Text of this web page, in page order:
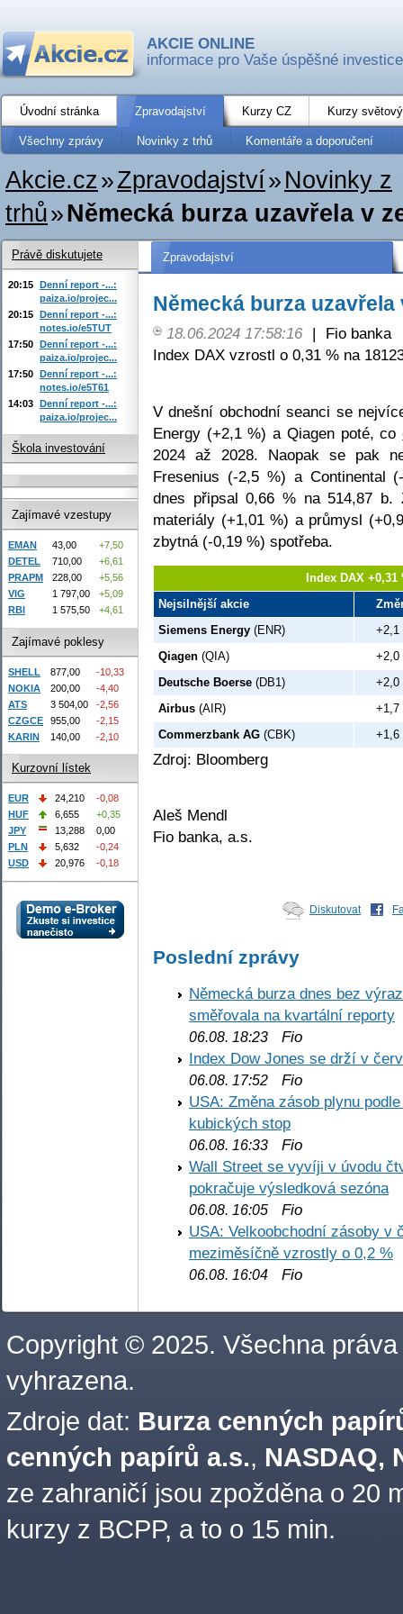
AKCIE ONLINE
informace pro Vaše úspěšné investice
Úvodní stránka Zpravodajství Kurzy CZ Kurzy
Všechny zprávy Novinky z trhů Komentáře a doporučení
Akcie.cz»Zpravodajství» Novinky z
trhů»Německá burza uzavřela v
Zpravodajství
Německá burza uzavřela
18.06.2024 17:58:16 |
Fio banka
Index DAX vzrostl o 0,31 % na
V dnešní obchodní seanci se
Energy (+2,1 %) a Qiagen poté, co
2024 až 2028. Naopak se pak
Fresenius (-2,5 %) a Continental
dnes připsal 0,66 % na 514,87
materiály (+1,01 %) a průmysl
zbytná (-0,19 %) spotřeba.
Index DAX
Nejsilnější akcie
Siemens Energy (ENR)
+2,1
Qiagen (QIA)
+2,0
Deutsche Boerse (DB1)
+2,0
Airbus (AIR)
+1,7
Commerzbank AG (CBK) +1,6
Zdroj: Bloomberg
Aleš Mendl
Fio banka, a.s.
Diskutovat
Poslední zprávy
Německá burza dnes bez
směřovala na kvartální reporty
06.08. 18:23 Fio
Index Dow Jones se drží v
06.08. 17:52 Fio
USA: Změna zásob plynu
kubických stop
06.08. 16:33 Fio
Wall Street se vyvíji v úvodu
pokračuje výsledková sezóna
06.08. 16:05 Fio
USA: Velkoobchodní zásoby v
meziměsíčně vzrostly o 0,2 %
06.08. 16:04 Fio
Právě diskutujete
20:15 Denní report -...:
paiza.io/projec...
20:15 Denní report -...:
notes.io/e5TUT
17:50 Denní report -...:
paiza.io/projec...
17:50 Denní report -...:
notes.io/e5T61
14:03 Denní report -...:
paiza.io/projec...
Škola investování
Zajímavé vzestupy
EMAN 43,00
+7,50
DETEL
710,00
+6,61
PRAPM
228,00
+5,56
VIG
1 797,00
+5,09
RBI
1 575,50 +4,61
Zajímavé poklesy
SHELL 877,00
-10,33
NOKIA
200,00
-4,40
ATS
3 504,00
-2,56
CZGCE
955,00
-2,15
KARIN
140,00 -2,10
Kurzovní lístek
EUR 24,210
-0,08
HUF
6,655
+0,35
JPY
13,288
0,00
PLN
5,632
-0,24
USD
20,976 -0,18
Copyright © 2025. Všechna práva
vyhrazena.
Zdroje dat: Burza cenných
cenných papírů a.s., NASDAQ,
ze zahraničí jsou zpožděna o 20
kurzy z BCPP, a to o 15 min.